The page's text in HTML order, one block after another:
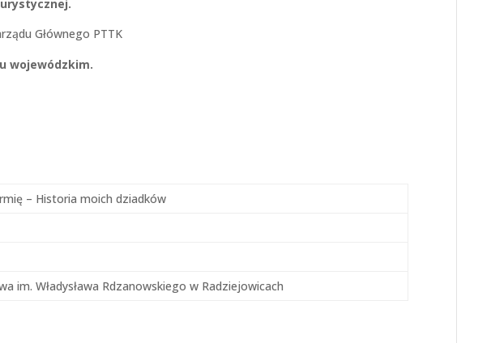
Głównego PTTK
wojewódzkim.
– Historia moich dziadków
im. Władysława Rdzanowskiego w Radziejowicach